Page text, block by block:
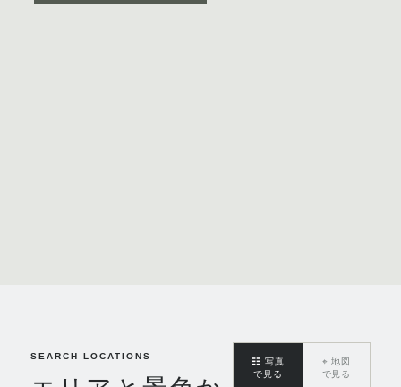
SEARCH LOCATIONS
☷ 写真
で見る
⌖ 地図
で見る